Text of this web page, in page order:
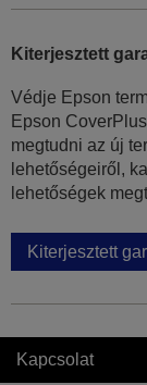
Kiterjesztett
Védje Epson
Epson
megtudni az új
lehetőségeiről,
lehetőségek
Kiterjesztett
Kapcsolat